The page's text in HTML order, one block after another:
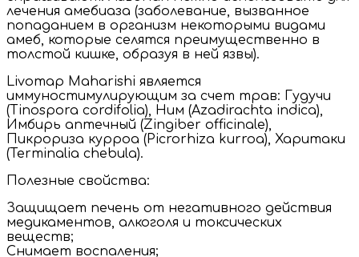
лечения амебиаза (заболевание, вызванное
попаданием в организм некоторыми видами
амеб, которые селятся преимущественно в
толстой кишке, образуя в ней язвы).
Livomap Maharishi является
иммуностимулирующим за счет трав: Гудучи
(Tinospora cordifolia), Ним (Azadirachta indica),
Имбирь аптечный (Zingiber officinale),
Пикрориза курроа (Picrorhiza kurroa), Харитаки
(Terminalia chebula).
Полезные свойства:
Защищает печень от негативного действия
медикаментов, алкоголя и токсических
веществ;
Снимает воспаления;